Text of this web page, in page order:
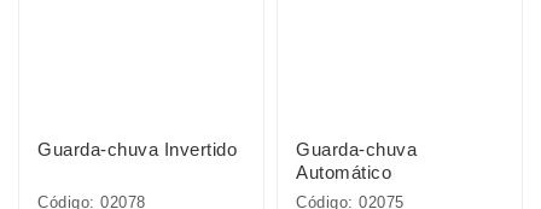
Guarda-chuva Invertido
Código: 02078
Guarda-chuva
Automático
Código: 02075